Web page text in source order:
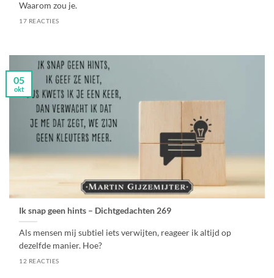
Waarom zou je.
17 REACTIES
Ik snap geen hints – Dichtgedachten 269
Als mensen mij subtiel iets verwijten, reageer ik altijd op
dezelfde manier. Hoe?
12 REACTIES
05
okt